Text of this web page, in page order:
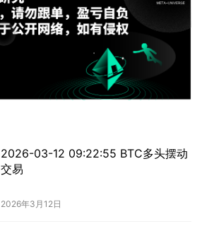
2026-03-12 09:22:55 BTC多头摆动
交易
2026年3月12日